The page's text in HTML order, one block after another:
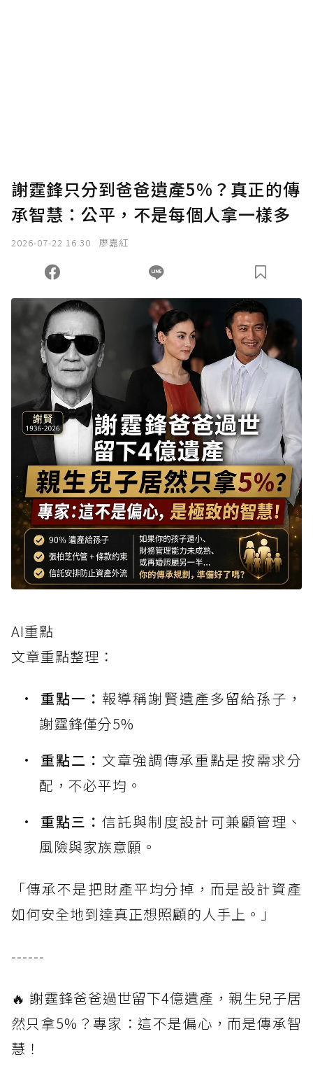
謝霆鋒只分到爸爸遺產5%？真正的傳
承智慧：公平，不是每個人拿一樣多
2026-07-22 16:30 廖嘉紅
AI重點
文章重點整理：
重點一： 報導稱謝賢遺產多留給孫子，
謝霆鋒僅分5%
重點二： 文章強調傳承重點是按需求分
配，不必平均。
重點三：信託與制度設計可兼顧管理、
風險與家族意願。
「傳承不是把財產平均分掉，而是設計資產
如何安全地到達真正想照顧的人手上。」
------
🔥 謝霆鋒爸爸過世留下4億遺產，親生兒子居
然只拿5%？專家：這不是偏心，而是傳承智
慧！